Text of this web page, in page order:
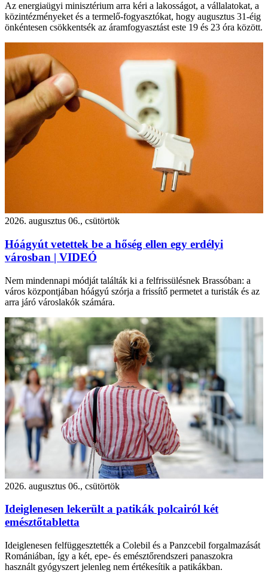
Az energiaügyi minisztérium arra kéri a lakosságot, a vállalatokat, a
közintézményeket és a termelő-fogyasztókat, hogy augusztus 31-éig
önkéntesen csökkentsék az áramfogyasztást este 19 és 23 óra között.
2026. augusztus 06., csütörtök
Hóágyút vetettek be a hőség ellen egy erdélyi
városban | VIDEÓ
Nem mindennapi módját találták ki a felfrissülésnek Brassóban: a
város központjában hóágyú szórja a frissítő permetet a turisták és az
arra járó városlakók számára.
2026. augusztus 06., csütörtök
Ideiglenesen lekerült a patikák polcairól két
emésztőtabletta
Ideiglenesen felfüggesztették a Colebil és a Panzcebil forgalmazását
Romániában, így a két, epe- és emésztőrendszeri panaszokra
használt gyógyszert jelenleg nem értékesítik a patikákban.